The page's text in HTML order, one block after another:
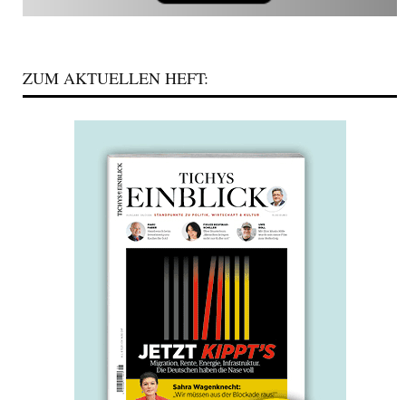
ZUM AKTUELLEN HEFT: